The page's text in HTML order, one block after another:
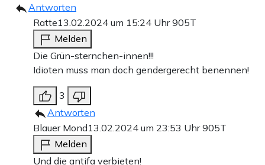
Antworten
Ratte13.02.2024 um 15:24 Uhr905T
Melden
Die Grün-sternchen-innen!!!
Idioten muss man doch gendergerecht benennen!
3
Antworten
Blauer Mond13.02.2024 um 23:53 Uhr905T
Melden
Und die antifa verbieten!